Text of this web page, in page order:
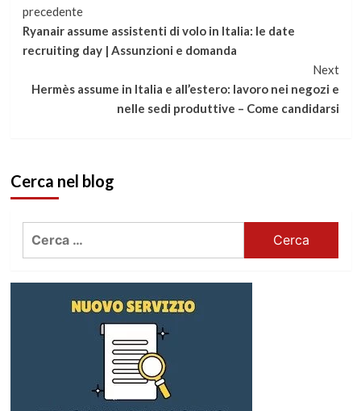
Continua
a
leggere
precedente
Ryanair assume assistenti di volo in Italia: le date
recruiting day | Assunzioni e domanda
Next
Hermès assume in Italia e all’estero: lavoro nei negozi e
nelle sedi produttive – Come candidarsi
Cerca nel blog